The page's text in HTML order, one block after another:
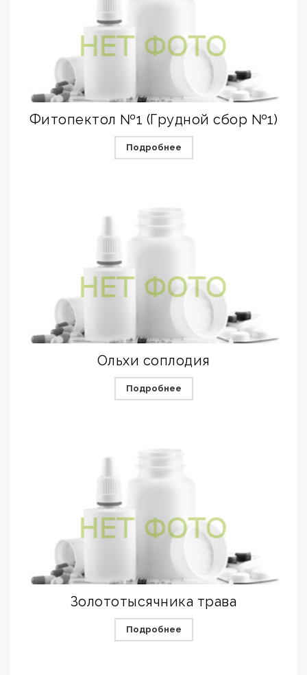
Фитопектол №1 (Грудной сбор №1)
Подробнее
Ольхи соплодия
Подробнее
Золототысячника трава
Подробнее